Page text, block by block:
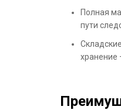
Полная
пути
хранение